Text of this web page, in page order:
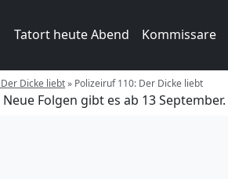
Tatort heute Abend Kommissare
Dicke liebt» Polizeiruf 110: Der Dicke liebt
Neue Folgen gibt es ab 13 September.